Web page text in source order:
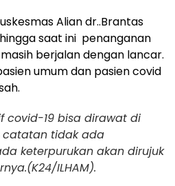
Alian dr..Brantas
saat ini penanganan
berjalan dengan lancar.
umum dan pasien covid
covid-19 bisa dirawat di
catatan tidak ada
keterpurukan akan dirujuk
ILHAM).